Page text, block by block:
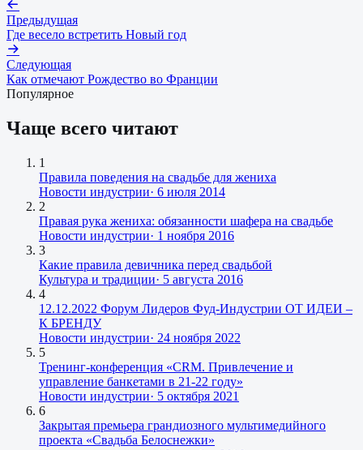
Предыдущая
Где весело встретить Новый год
Следующая
Как отмечают Рождество во Франции
Популярное
Чаще всего читают
1
Правила поведения на свадьбе для жениха
Новости индустрии· 6 июля 2014
2
Правая рука жениха: обязанности шафера на свадьбе
Новости индустрии· 1 ноября 2016
3
Какие правила девичника перед свадьбой
Культура и традиции· 5 августа 2016
4
12.12.2022 Форум Лидеров Фуд-Индустрии ОТ ИДЕИ –
К БРЕНДУ
Новости индустрии· 24 ноября 2022
5
Тренинг-конференция «CRM. Привлечение и
управление банкетами в 21-22 году»
Новости индустрии· 5 октября 2021
6
Закрытая премьера грандиозного мультимедийного
проекта «Свадьба Белоснежки»